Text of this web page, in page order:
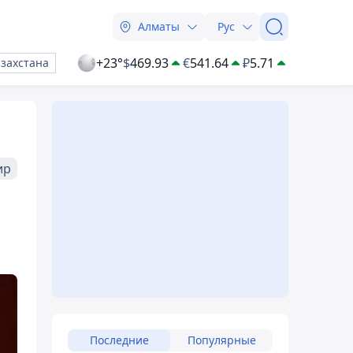
Алматы Рус
+23°$469.93 €541.64 ₽5.71
Последние Популярные